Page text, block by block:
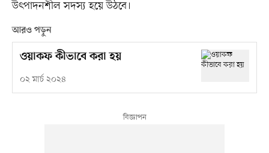
উৎপাদনশীল সদস্য হয়ে উঠবে।
আরও পড়ুন
ওয়াকফ কীভাবে করা হয়
০২ মার্চ ২০২৪